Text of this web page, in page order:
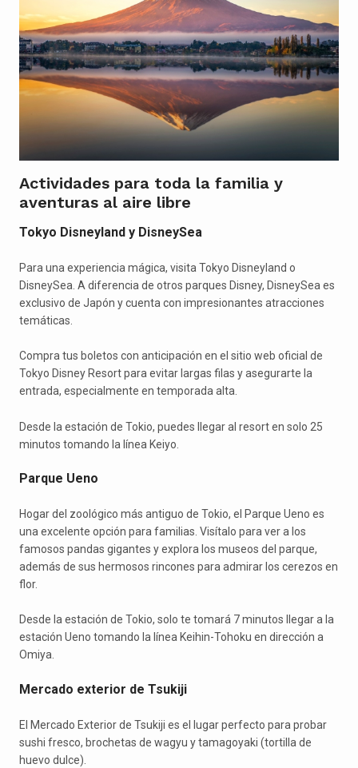
Actividades para toda la familia y
aventuras al aire libre
Tokyo Disneyland y DisneySea
Para una experiencia mágica, visita Tokyo Disneyland o
DisneySea. A diferencia de otros parques Disney, DisneySea es
exclusivo de Japón y cuenta con impresionantes atracciones
temáticas.
Compra tus boletos con anticipación en el sitio web oficial de
Tokyo Disney Resort para evitar largas filas y asegurarte la
entrada, especialmente en temporada alta.
Desde la estación de Tokio, puedes llegar al resort en solo 25
minutos tomando la línea Keiyo.
Parque Ueno
Hogar del zoológico más antiguo de Tokio, el Parque Ueno es
una excelente opción para familias. Visítalo para ver a los
famosos pandas gigantes y explora los museos del parque,
además de sus hermosos rincones para admirar los cerezos en
flor.
Desde la estación de Tokio, solo te tomará 7 minutos llegar a la
estación Ueno tomando la línea Keihin-Tohoku en dirección a
Omiya.
Mercado exterior de Tsukiji
El Mercado Exterior de Tsukiji es el lugar perfecto para probar
sushi fresco, brochetas de wagyu y tamagoyaki (tortilla de
huevo dulce).